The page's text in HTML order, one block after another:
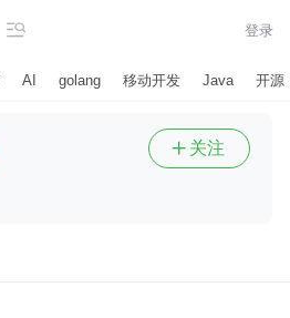
 登录
AI golang 移动开发 Java 开源
 关注